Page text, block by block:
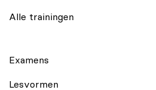
Alle trainingen
Examens
Lesvormen